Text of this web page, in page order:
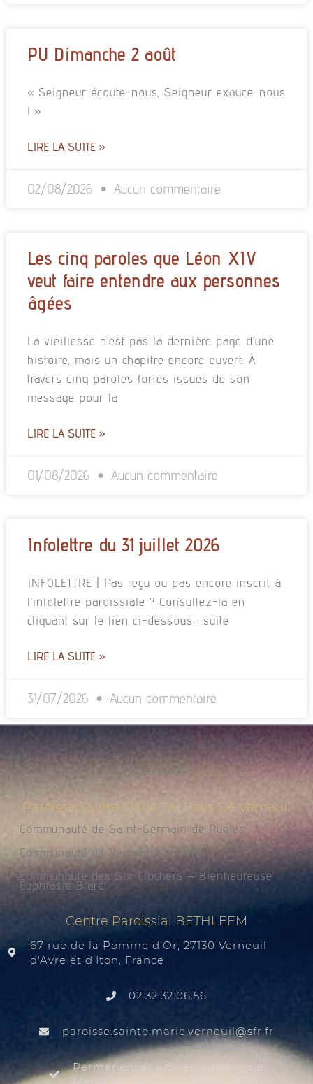
PU Dimanche 2 août
« Seigneur écoute-nous, Seigneur exauce-nous
! »
LIRE LA SUITE »
02/08/2026 Aucun commentaire
Les cinq paroles que Léon XIV
veut faire entendre aux personnes
âgées
La vieillesse n’est pas la dernière page d’une
histoire, mais un chapitre encore ouvert. À
travers cinq paroles fortes issues de son
message pour la
LIRE LA SUITE »
01/08/2026 Aucun commentaire
Infolettre du 31 juillet 2026
INFOLETTRE | Pas reçu ou pas encore inscrit à
l’infolettre paroissiale ? Consultez-la en
cliquant sur le lien ci-dessous : suite
LIRE LA SUITE »
31/07/2026 Aucun commentaire
Paroisse Sainte Marie Du Pays De Verneuil
Communauté de Saint-Germain de Rugles
Communauté de Verneuil sur Avre
Communauté des Six Clochers – Bienheureuse
Euphrasie Brard
Centre Paroissial BETHLEEM
67 rue de la Pomme d'Or, 27130 Verneuil
d'Avre et d'Iton, France
02.32.32.06.56
rf.rfs
@liuenrev.eiram.etnias.essiorap
Permanences accueil paroissiale